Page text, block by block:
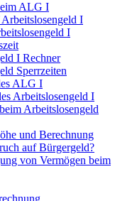
ALG I
I
I
I Rechner
Sperrzeiten
ALG I
Arbeitslosengeld I
Arbeitslosengeld
und Berechnung
auf Bürgergeld?
von Vermögen beim